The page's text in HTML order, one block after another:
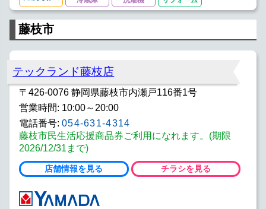
藤枝市
テックランド藤枝店
〒426-0076 静岡県藤枝市内瀬戸116番1号
営業時間: 10:00～20:00
電話番号: 054-631-4314
藤枝市民生活応援商品券ご利用になれます。(期限
2026/12/31まで)
店舗情報を見る チラシを見る